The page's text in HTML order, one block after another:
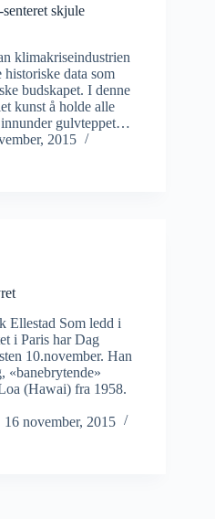
skjule
klimakriseindustrien
data som
budskapet. I denne
kunst å holde alle
gulvteppet…
2015
Ellestad Som ledd i
i Paris har Dag
10.november. Han
«banebrytende»
(Hawai) fra 1958.
16 november, 2015